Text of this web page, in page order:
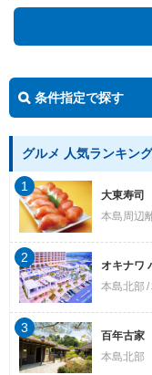
条件指定で探す
グルメ 人気ランキング
大東寿司
本島周辺
1
オキナワ
本島北部
2
百年古
本島北部
3